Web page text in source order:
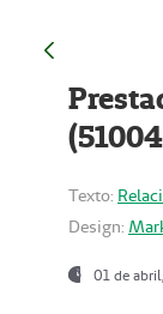
Texto:
Design:
01 de